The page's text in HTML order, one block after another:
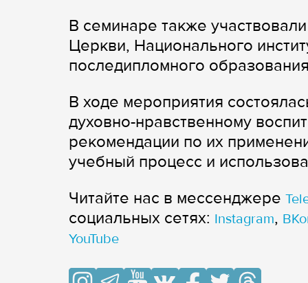
В семинаре также
Церкви, Национального
последипломного
В ходе мероприятия
духовно-нравственному
рекомендации по их
учебный процесс и
Читайте нас в мессенджере
cоциальных сетях: Instagram,
YouTube